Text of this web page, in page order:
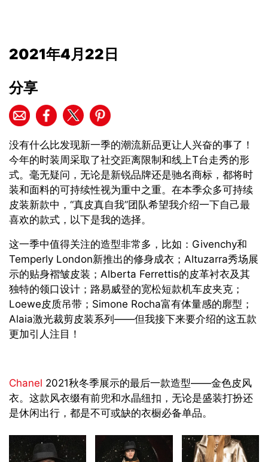
2021年4月22日
分享
没有什么比发现新一季的潮流新品更让人兴奋的事了！
今年的时装周采取了社交距离限制和线上T台走秀的形
式。毫无疑问，无论是新锐品牌还是驰名商标，都将时
装和面料的可持续性视为重中之重。在本季众多可持续
皮装新款中，“真皮真自我”团队希望我介绍一下自己最
喜欢的款式，以下是我的选择。
这一季中值得关注的造型非常多，比如：Givenchy和
Temperly London新推出的修身成衣；Altuzarra秀场展
示的贴身褶皱皮装；Alberta Ferrettis的皮革衬衣及其
独特的领口设计；路易威登的宽松短款机车皮夹克；
Loewe皮质吊带；Simone Rocha富有体量感的廓型；
Alaia激光裁剪皮装系列——但我接下来要介绍的这五款
更加引人注目！
Chanel 2021秋冬季展示的最后一款造型——金色皮风
衣。这款风衣缀有前兜和水晶纽扣，无论是盛装打扮还
是休闲出行，都是不可或缺的衣橱必备单品。